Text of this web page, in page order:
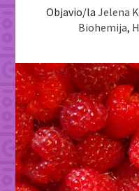
Objavio/la Jelena
Biohemija,